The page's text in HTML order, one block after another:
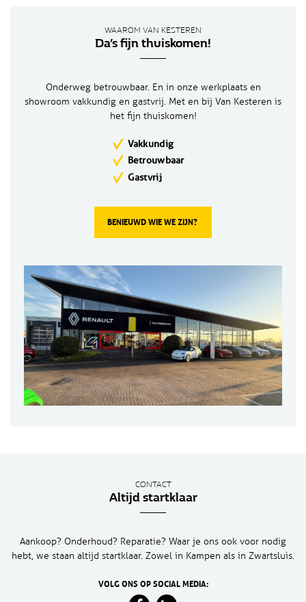
WAAROM VAN KESTEREN
Da’s fijn thuiskomen!
Onderweg betrouwbaar. En in onze werkplaats en
showroom vakkundig en gastvrij. Met en bij Van Kesteren is
het fijn thuiskomen!
Vakkundig
Betrouwbaar
Gastvrij
BENIEUWD WIE WE ZIJN?
CONTACT
Altijd startklaar
Aankoop? Onderhoud? Reparatie? Waar je ons ook voor nodig
hebt, we staan altijd startklaar. Zowel in Kampen als in Zwartsluis.
VOLG ONS OP SOCIAL MEDIA: